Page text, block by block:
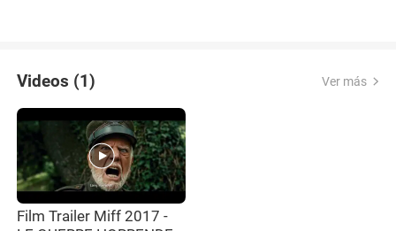
Videos (1) Ver más
Film Trailer Miff 2017 -